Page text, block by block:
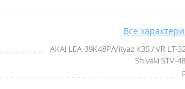
Все
AKAI LEA-39K48P/Vityaz K35 / VR LT-
Shivaki STV-